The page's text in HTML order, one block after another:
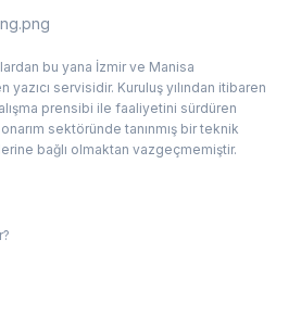
bu yana İzmir ve Manisa
servisidir. Kuruluş yılından itibaren
prensibi ile faaliyetini sürdüren
sektöründe tanınmış bir teknik
bağlı olmaktan vazgeçmemiştir.